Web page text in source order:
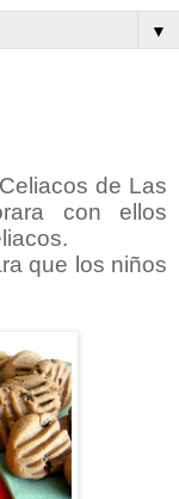
▼
de Las
con ellos
que los niños